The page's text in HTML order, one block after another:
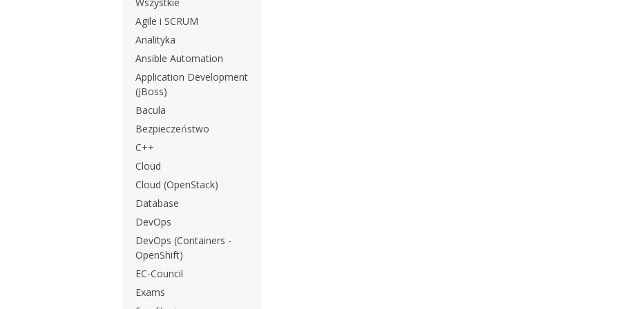
Agile i SCRUM
Analityka
Ansible Automation
Application Development
(JBoss)
Bacula
Bezpieczeństwo
C++
Cloud
Cloud (OpenStack)
Database
DevOps
DevOps (Containers -
OpenShift)
EC-Council
Exams